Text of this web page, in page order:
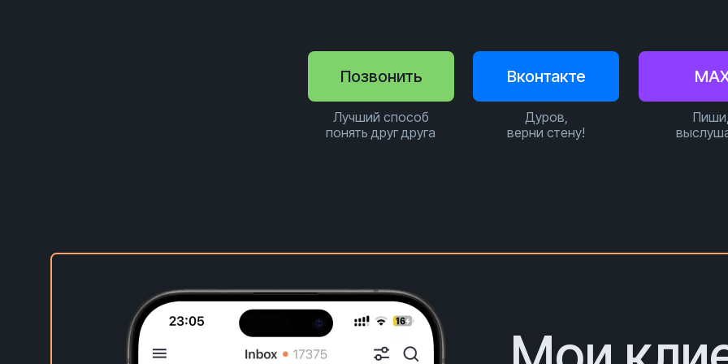
Позвонить
Лучший способ
понять друг друга
Вконтакте
Дуров,
верни стену!
MAX
Пиши,